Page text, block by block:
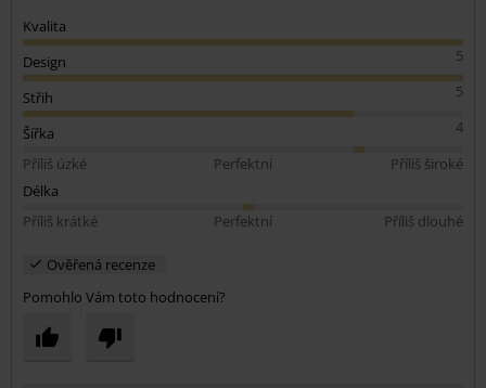
Kvalita
5
Design
5
Střih
4
Šířka
Příliš úzké
Perfektní
Příliš široké
Délka
Příliš krátké
Perfektní Příliš dlouhé
Ověřená recenze
Pomohlo Vám toto hodnocení?